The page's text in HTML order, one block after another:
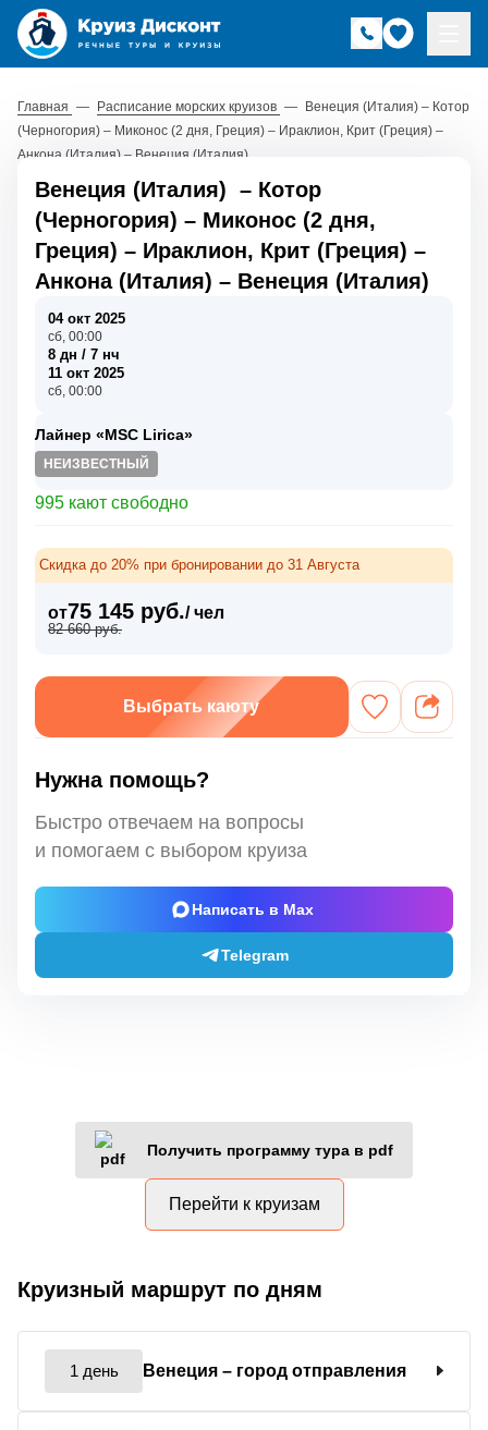
Главная — Расписание морских круизов — Венеция (Италия) – Котор
(Черногория) – Миконос (2 дня, Греция) – Ираклион, Крит (Греция) –
Анкона (Италия) – Венеция (Италия)
Венеция (Италия) – Котор
(Черногория) – Миконос (2 дня,
Греция) – Ираклион, Крит (Греция) –
Анкона (Италия) – Венеция (Италия)
04 окт 2025
сб, 00:00
8 дн / 7 нч
11 окт 2025
сб, 00:00
Лайнер «MSC Lirica»
НЕИЗВЕСТНЫЙ
995 кают свободно
Скидка до 20% при бронировании до 31 Августа
от75 145 руб./ чел
82 660 руб.
Выбрать каюту
Нужна помощь?
Быстро отвечаем на вопросы
и помогаем с выбором круиза
Написать в Max
Telegram
Получить программу тура в pdf
Перейти к круизам
Круизный маршрут по дням
1 день Венеция – город отправления